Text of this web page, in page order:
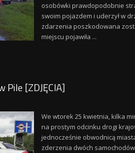
osobówki prawdopodobnie
swoim pojazdem i uderzył w
zdarzenia poszkodowana
miejscu pojawiła ...
Pile [ZDJĘCIA]
We wtorek 25 kwietnia, kilka
na prostym odcinku drogi
jednocześnie obwodnicą
zderzenia dwóch